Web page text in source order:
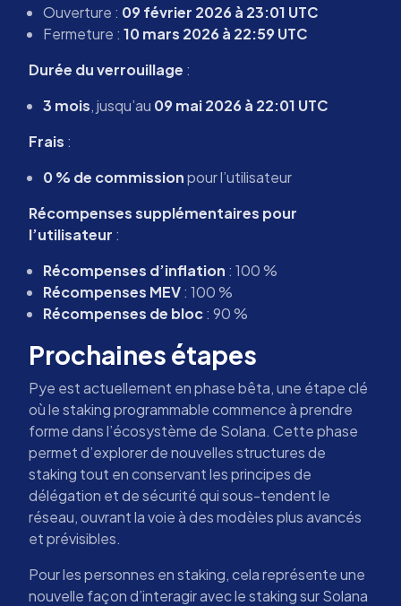
Ouverture : 09 février 2026 à 23:01 UTC
Fermeture : 10 mars 2026 à 22:59 UTC
Durée du verrouillage :
3 mois, jusqu’au 09 mai 2026 à 22:01 UTC
Frais :
0 % de commissionpour l’utilisateur
Récompenses supplémentaires pour
l’utilisateur :
Récompenses d’inflation : 100 %
Récompenses MEV: 100 %
Récompenses de bloc: 90 %
Prochaines étapes
Pye est actuellement en phase bêta, une étape clé
où le staking programmable commence à prendre
forme dans l’écosystème de Solana. Cette phase
permet d’explorer de nouvelles structures de
staking tout en conservant les principes de
délégation et de sécurité qui sous-tendent le
réseau, ouvrant la voie à des modèles plus avancés
et prévisibles.
Pour les personnes en staking, cela représente une
nouvelle façon d’interagir avec le staking sur Solana